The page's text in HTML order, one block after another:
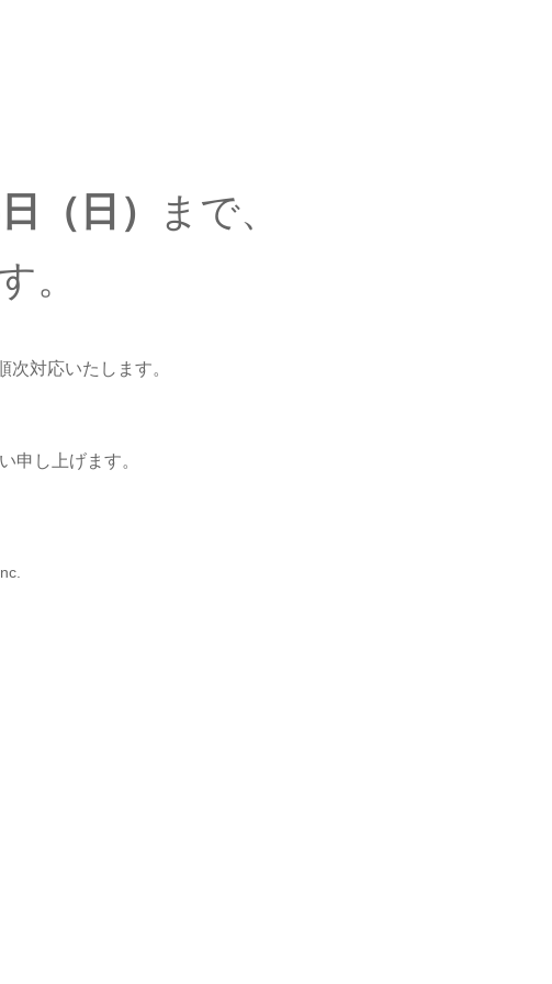
（日）
まで、
。
次対応いたします。
申し上げます。